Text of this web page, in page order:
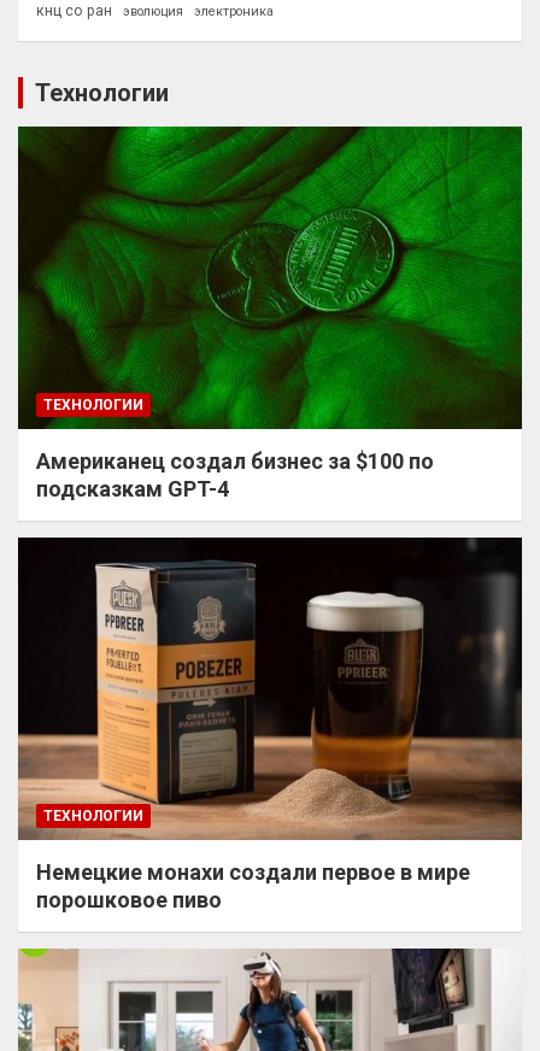
кнц со ран
эволюция электроника
Технологии
ТЕХНОЛОГИИ
Американец создал бизнес за $100 по
подсказкам GPT-4
ТЕХНОЛОГИИ
Немецкие монахи создали первое в мире
порошковое пиво